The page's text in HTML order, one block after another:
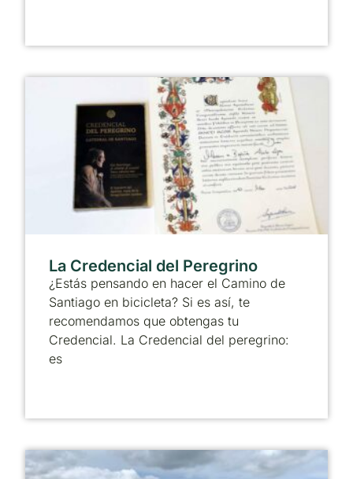
La Credencial del Peregrino
¿Estás pensando en hacer el Camino de
Santiago en bicicleta? Si es así, te
recomendamos que obtengas tu
Credencial. La Credencial del peregrino:
es